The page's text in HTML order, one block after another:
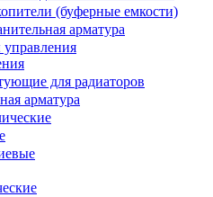
(буферные емкости)
арматура
для радиаторов
арматура